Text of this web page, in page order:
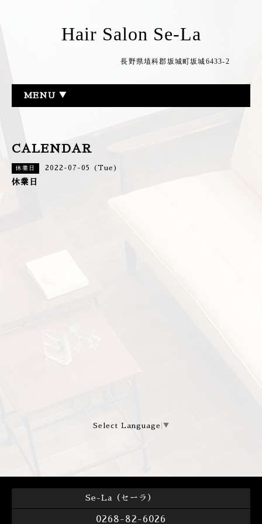
Hair Salon Se-La
長野県埴科郡坂城町坂城6433-2
MENU ▼
CALENDAR
休業日 2022-07-05 (Tue)
休業日
Select Language ▼
Se-La（セーラ）
0268-82-6026